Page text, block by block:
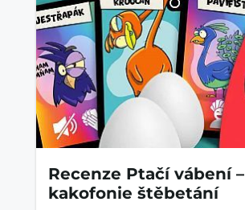
Recenze Ptačí vábení –
kakofonie štěbetání